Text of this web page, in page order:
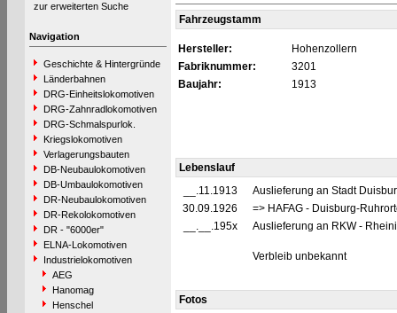
zur erweiterten Suche
Navigation
Geschichte & Hintergründe
Länderbahnen
DRG-Einheitslokomotiven
DRG-Zahnradlokomotiven
DRG-Schmalspurlok.
Kriegslokomotiven
Verlagerungsbauten
DB-Neubaulokomotiven
DB-Umbaulokomotiven
DR-Neubaulokomotiven
DR-Rekolokomotiven
DR - "6000er"
ELNA-Lokomotiven
Industrielokomotiven
AEG
Hanomag
Henschel
Fahrzeugstamm
Hersteller:
Hohenzollern
Fabriknummer:
3201
Baujahr:
1913
Lebenslauf
__.11.1913
Auslieferung an Stadt
30.09.1926
=> HAFAG - Duisburg-
__.__.195x
Auslieferung an RKW -
Verbleib unbekannt
Fotos